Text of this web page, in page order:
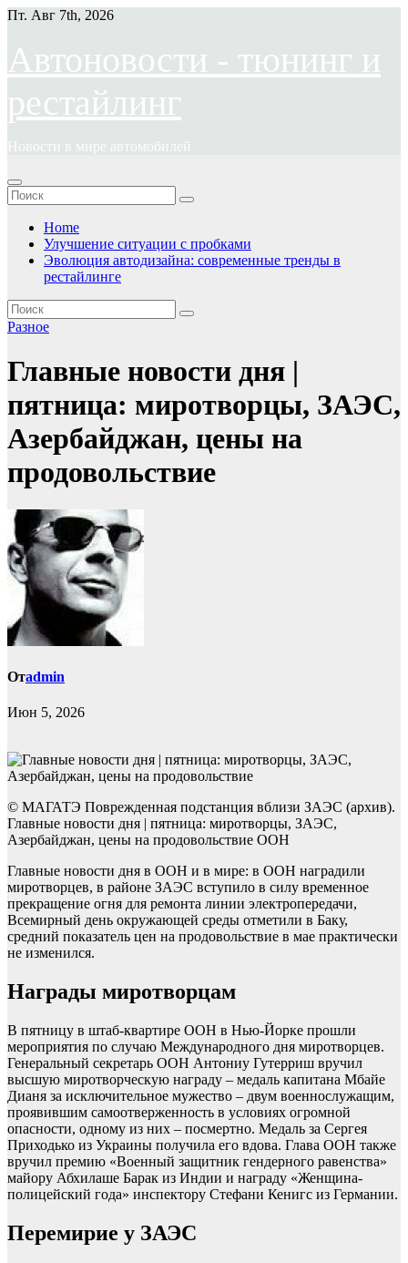
Перейти
содержимому
Пт. Авг 7th, 2026
Автоновости - тюнинг и
рестайлинг
Новости в мире автомобилей
Home
Улучшение ситуации с пробками
Эволюция автодизайна: современные тренды в
рестайлинге
Разное
Главные новости дня |
пятница: миротворцы, ЗАЭС,
Азербайджан, цены на
продовольствие
Отadmin
Июн 5, 2026
© МАГАТЭ Поврежденная подстанция вблизи ЗАЭС (архив).
Главные новости дня | пятница: миротворцы, ЗАЭС,
Азербайджан, цены на продовольствие ООН
Главные новости дня в ООН и в мире: в ООН наградили
миротворцев, в районе ЗАЭС вступило в силу временное
прекращение огня для ремонта линии электропередачи,
Всемирный день окружающей среды отметили в Баку,
средний показатель цен на продовольствие в мае практически
не изменился.
Награды миротворцам
В пятницу в штаб-квартире ООН в Нью-Йорке прошли
мероприятия по случаю Международного дня миротворцев.
Генеральный секретарь ООН Антониу Гутерриш вручил
высшую миротворческую награду – медаль капитана Мбайе
Дианя за исключительное мужество – двум военнослужащим,
проявившим самоотверженность в условиях огромной
опасности, одному из них – посмертно. Медаль за Сергея
Приходько из Украины получила его вдова. Глава ООН также
вручил премию «Военный защитник гендерного равенства»
майору Абхилаше Барак из Индии и награду «Женщина-
полицейский года» инспектору Стефани Кенигс из Германии.
Перемирие у ЗАЭС